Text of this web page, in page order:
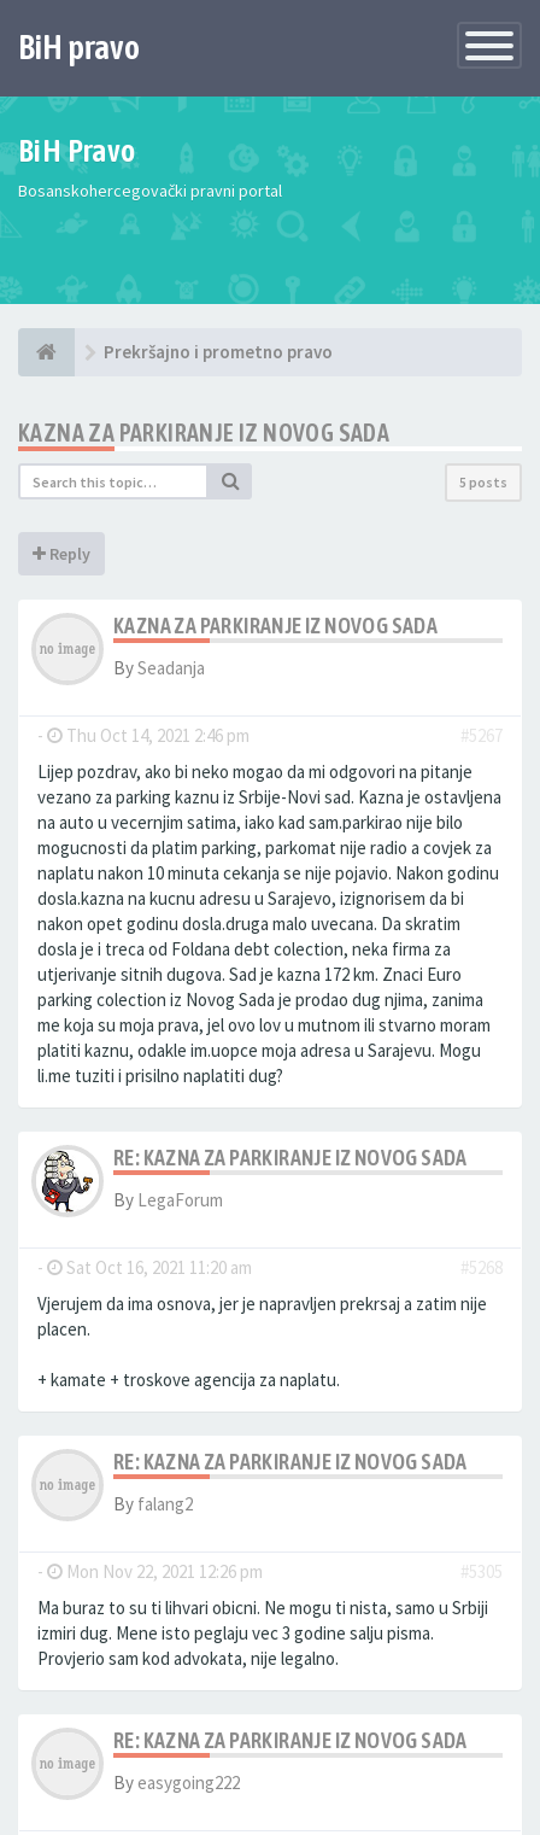
Toggle
BiH pravo
BiH Pravo
Bosanskohercegovački pravni portal
Prekršajno i prometno pravo
KAZNA ZA PARKIRANJE IZ NOVOG SADA
5 posts
Reply
KAZNA ZA PARKIRANJE IZ NOVOG SADA
BySeadanja
- Thu Oct 14, 2021 2:46 pm
#5267
Lijep pozdrav, ako bi neko mogao da mi odgovori na pitanje
vezano za parking kaznu iz Srbije-Novi sad. Kazna je ostavljena
na auto u vecernjim satima, iako kad sam.parkirao nije bilo
mogucnosti da platim parking, parkomat nije radio a covjek za
naplatu nakon 10 minuta cekanja se nije pojavio. Nakon godinu
dosla.kazna na kucnu adresu u Sarajevo, izignorisem da bi
nakon opet godinu dosla.druga malo uvecana. Da skratim
dosla je i treca od Foldana debt colection, neka firma za
utjerivanje sitnih dugova. Sad je kazna 172 km. Znaci Euro
parking colection iz Novog Sada je prodao dug njima, zanima
me koja su moja prava, jel ovo lov u mutnom ili stvarno moram
platiti kaznu, odakle im.uopce moja adresa u Sarajevu. Mogu
li.me tuziti i prisilno naplatiti dug?
RE: KAZNA ZA PARKIRANJE IZ NOVOG SADA
By LegaForum
- Sat Oct 16, 2021 11:20 am
#5268
Vjerujem da ima osnova, jer je napravljen prekrsaj a zatim nije
placen.
+ kamate + troskove agencija za naplatu.
RE: KAZNA ZA PARKIRANJE IZ NOVOG SADA
By falang2
- Mon Nov 22, 2021 12:26 pm
#5305
Ma buraz to su ti lihvari obicni. Ne mogu ti nista, samo u Srbiji
izmiri dug. Mene isto peglaju vec 3 godine salju pisma.
Provjerio sam kod advokata, nije legalno.
RE: KAZNA ZA PARKIRANJE IZ NOVOG SADA
By easygoing222